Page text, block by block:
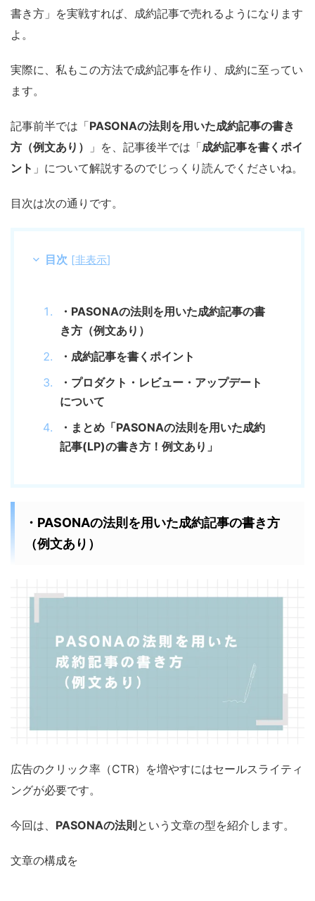
書き方」を実戦すれば、成約記事で売れるようになります
よ。
実際に、私もこの方法で成約記事を作り、成約に至ってい
ます。
記事前半では「PASONAの法則を用いた成約記事の書き
方（例文あり）
」を、記事後半では「成約記事を書くポイ
ント 」について解説するのでじっくり読んでくださいね。
目次は次の通りです。
目次 [非表示]
・PASONAの法則を用いた成約記事の書
き方（例文あり）
・成約記事を書くポイント
・プロダクト・レビュー・アップデート
について
・まとめ「PASONAの法則を用いた成約
記事(LP)の書き方！例文あり」
・PASONAの法則を用いた成約記事の書き方
（例文あり）
広告のクリック率（CTR）を増やすにはセールスライティ
ングが必要です。
今回は、 PASONAの法則という文章の型を紹介します。
文章の構成を